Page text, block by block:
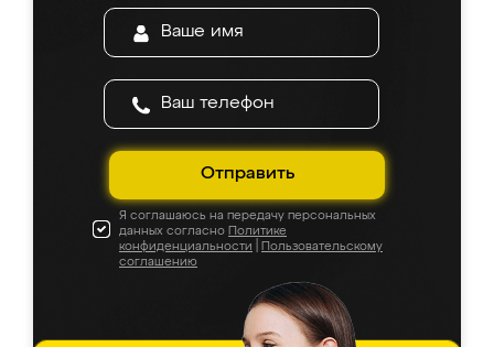
Отправить
Я соглашаюсь на передачу персональных
данных согласно Политике
конфиденциальности
Пользовательскому
соглашению